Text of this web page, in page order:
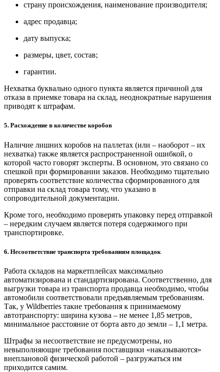
страну происхождения, наименование производителя;
адрес продавца;
дату выпуска;
размеры, цвет, состав;
гарантии.
Нехватка буквально одного пункта является причиной для
отказа в приемке товара на склад, неоднократные нарушения
приводят к штрафам.
5. Расхождение в количестве коробов
Наличие лишних коробов на паллетах (или – наоборот – их
нехватка) также является распространенной ошибкой, о
которой часто говорят эксперты. В основном, это связано со
спешкой при формировании заказов. Необходимо тщательно
проверять соответствие количества сформированного для
отправки на склад товара тому, что указано в
сопроводительной документации.
Кроме того, необходимо проверять упаковку перед отправкой
– нередким случаем является потеря содержимого при
транспортировке.
6. Несоответствие транспорта требованиям площадок
Работа складов на маркетплейсах максимально
автоматизирована и стандартизирована. Соответственно, для
выгрузки товара из транспорта продавца необходимо, чтобы
автомобили соответствовали предъявляемым требованиям.
Так, у Wildberries такие требования к принимаемому
автотранспорту: ширина кузова – не менее 1,85 метров,
минимальное расстояние от борта авто до земли – 1,1 метра.
Штрафы за несоответствие не предусмотрены, но
невыполняющие требования поставщики «наказываются»
внеплановой физической работой – разгружаться им
приходится самим.